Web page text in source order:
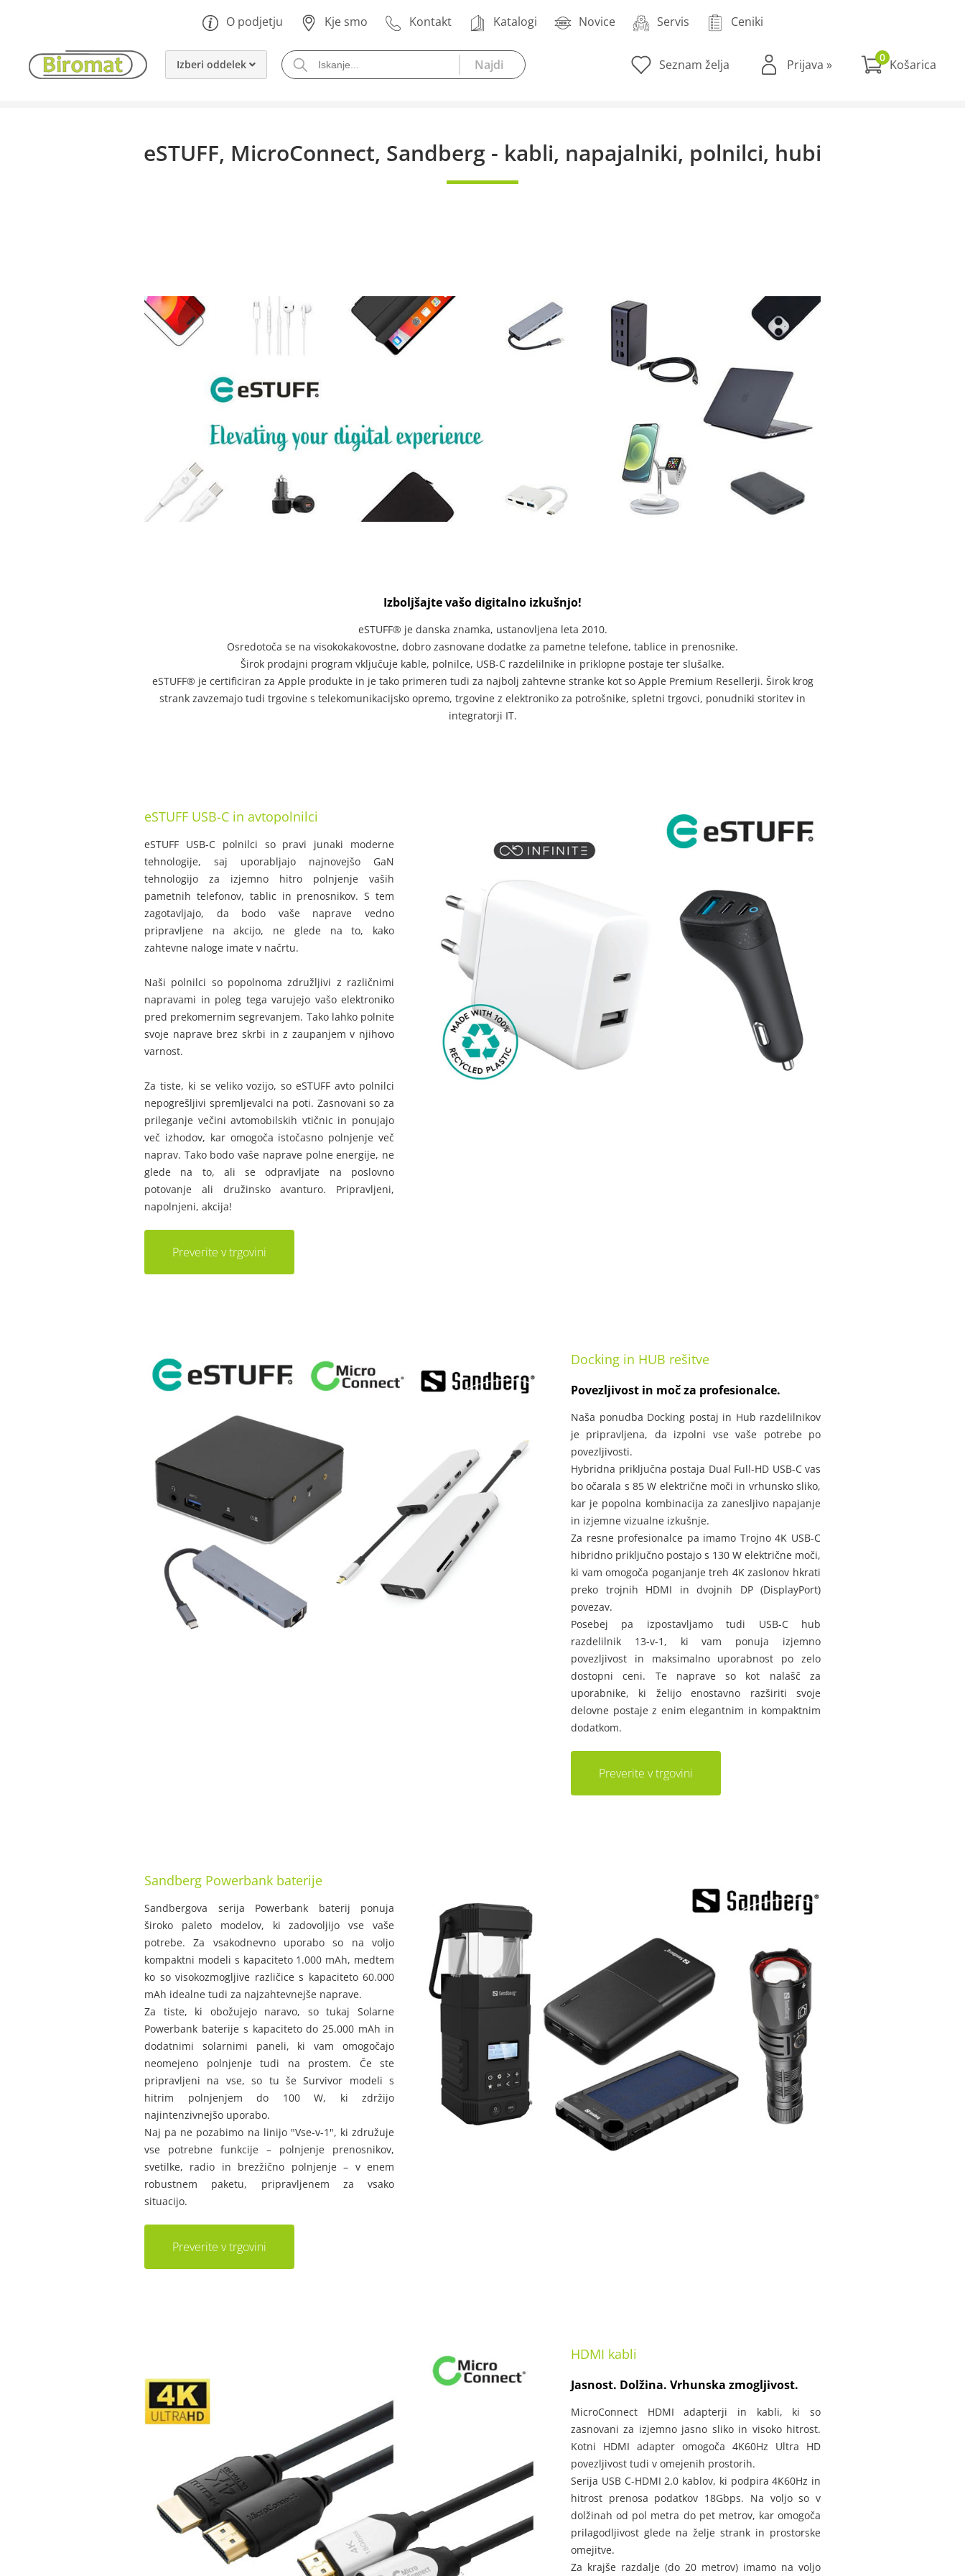
O podjetju Kje smo Kontakt Katalogi Novice Servis Ceniki
Izberi oddelek Seznam želja Prijava » 0
eSTUFF, MicroConnect, Sandberg - kabli, napajalniki, polnilci, hubi
Izboljšajte vašo digitalno izkušnjo!
eSTUFF® je danska znamka, ustanovljena leta 2010.
Osredotoča se na visokokakovostne, dobro zasnovane dodatke za pametne telefone, tablice in prenosnike.
Širok prodajni program vključuje kable, polnilce, USB-C razdelilnike in priklopne postaje ter slušalke.
eSTUFF® je certificiran za Apple produkte in je tako primeren tudi za najbolj zahtevne stranke kot so Apple Premium Resellerji. Širok krog
strank zavzemajo tudi trgovine s telekomunikacijsko opremo, trgovine z elektroniko za potrošnike, spletni trgovci, ponudniki storitev in
integratorji IT.
eSTUFF USB-C in avtopolnilci
eSTUFF USB-C polnilci so pravi junaki moderne
tehnologije, saj uporabljajo najnovejšo GaN
tehnologijo za izjemno hitro polnjenje vaših
pametnih telefonov, tablic in prenosnikov. S tem
zagotavljajo, da bodo vaše naprave vedno
pripravljene na akcijo, ne glede na to, kako
zahtevne naloge imate v načrtu.
Naši polnilci so popolnoma združljivi z različnimi
napravami in poleg tega varujejo vašo elektroniko
pred prekomernim segrevanjem. Tako lahko polnite
svoje naprave brez skrbi in z zaupanjem v njihovo
varnost.
Za tiste, ki se veliko vozijo, so eSTUFF avto polnilci
nepogrešljivi spremljevalci na poti. Zasnovani so za
prileganje večini avtomobilskih vtičnic in ponujajo
več izhodov, kar omogoča istočasno polnjenje več
naprav. Tako bodo vaše naprave polne energije, ne
glede na to, ali se odpravljate na poslovno
potovanje ali družinsko avanturo. Pripravljeni,
napolnjeni, akcija!
Preverite v trgovini
Docking in HUB rešitve
Povezljivost in moč za profesionalce.
Naša ponudba Docking postaj in Hub razdelilnikov
je pripravljena, da izpolni vse vaše potrebe po
povezljivosti.
Hybridna priključna postaja Dual Full-HD USB-C vas
bo očarala s 85 W električne moči in vrhunsko sliko,
kar je popolna kombinacija za zanesljivo napajanje
in izjemne vizualne izkušnje.
Za resne profesionalce pa imamo Trojno 4K USB-C
hibridno priključno postajo s 130 W električne moči,
ki vam omogoča poganjanje treh 4K zaslonov hkrati
preko trojnih HDMI in dvojnih DP (DisplayPort)
povezav.
Posebej pa izpostavljamo tudi USB-C hub
razdelilnik 13-v-1, ki vam ponuja izjemno
povezljivost in maksimalno uporabnost po zelo
dostopni ceni. Te naprave so kot nalašč za
uporabnike, ki želijo enostavno razširiti svoje
delovne postaje z enim elegantnim in kompaktnim
dodatkom.
Preverite v trgovini
Sandberg Powerbank baterije
Sandbergova serija Powerbank baterij ponuja
široko paleto modelov, ki zadovoljijo vse vaše
potrebe. Za vsakodnevno uporabo so na voljo
kompaktni modeli s kapaciteto 1.000 mAh, medtem
ko so visokozmogljive različice s kapaciteto 60.000
mAh idealne tudi za najzahtevnejše naprave.
Za tiste, ki obožujejo naravo, so tukaj Solarne
Powerbank baterije s kapaciteto do 25.000 mAh in
dodatnimi solarnimi paneli, ki vam omogočajo
neomejeno polnjenje tudi na prostem. Če ste
pripravljeni na vse, so tu še Survivor modeli s
hitrim polnjenjem do 100 W, ki zdržijo
najintenzivnejšo uporabo.
Naj pa ne pozabimo na linijo "Vse-v-1", ki združuje
vse potrebne funkcije – polnjenje prenosnikov,
svetilke, radio in brezžično polnjenje – v enem
robustnem paketu, pripravljenem za vsako
situacijo.
Preverite v trgovini
HDMI kabli
Jasnost. Dolžina. Vrhunska zmogljivost.
MicroConnect HDMI adapterji in kabli, ki so
zasnovani za izjemno jasno sliko in visoko hitrost.
Kotni HDMI adapter omogoča 4K60Hz Ultra HD
povezljivost tudi v omejenih prostorih.
Serija USB C-HDMI 2.0 kablov, ki podpira 4K60Hz in
hitrost prenosa podatkov 18Gbps. Na voljo so v
dolžinah od pol metra do pet metrov, kar omogoča
prilagodljivost glede na želje strank in prostorske
omejitve.
Za krajše razdalje (do 20 metrov) imamo na voljo